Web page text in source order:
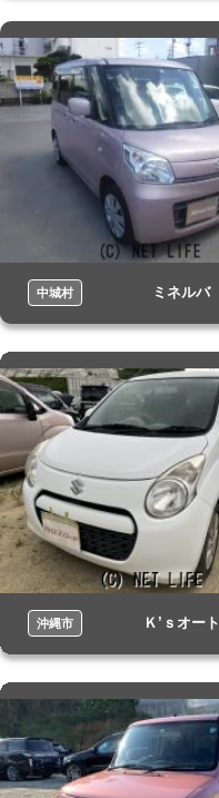
中城村 ミネルバ
沖縄市 Ｋ’ｓオート